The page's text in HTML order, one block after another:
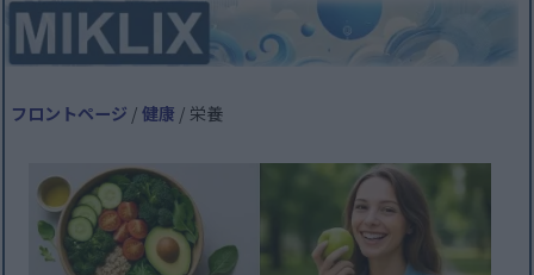
フロントページ /健康 / 栄養